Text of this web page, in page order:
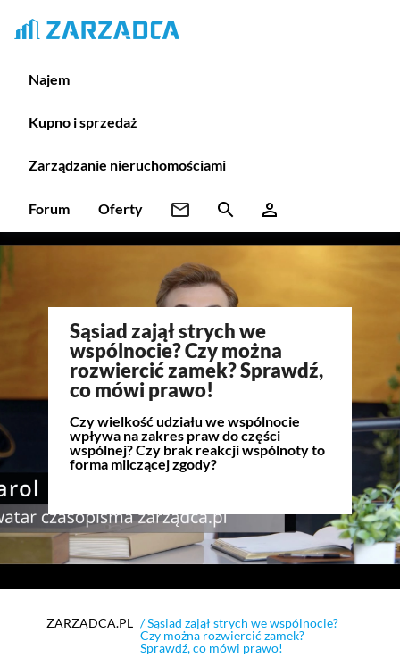
Najem
Kupno i sprzedaż
Zarządzanie nieruchomościami
Forum Oferty
Sąsiad zajął strych we
wspólnocie? Czy można
rozwiercić zamek? Sprawdź,
co mówi prawo!
Czy wielkość udziału we wspólnocie
wpływa na zakres praw do części
wspólnej? Czy brak reakcji wspólnoty to
forma milczącej zgody?
ZARZĄDCA.PL / Sąsiad zajął strych we wspólnocie?
Czy można rozwiercić zamek?
Sprawdź, co mówi prawo!